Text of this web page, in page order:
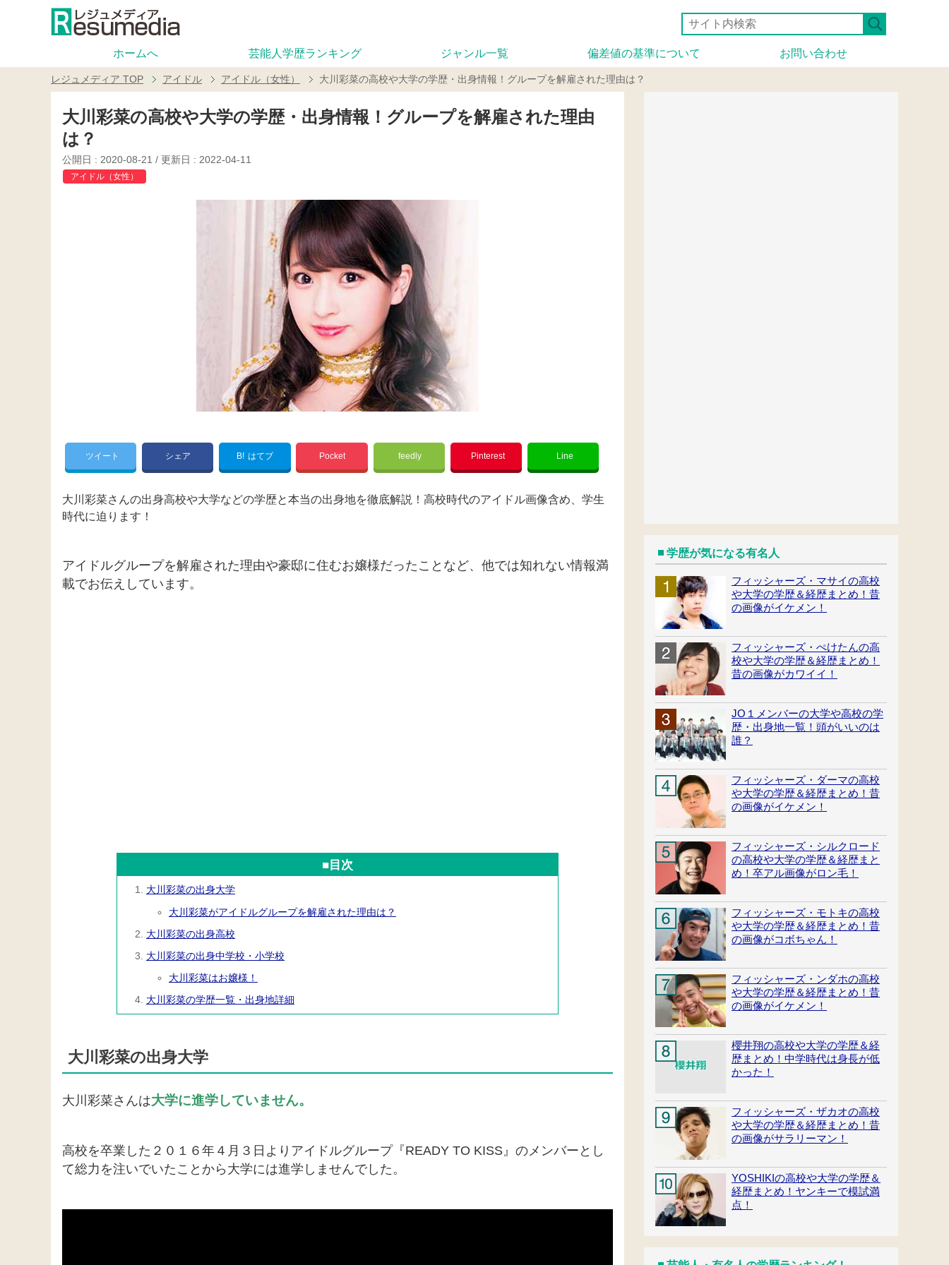
ホームへ 芸能人学歴ランキング ジャンル一覧 偏差値の基準について お問い合わせ
レジュメディア TOP アイドル アイドル（女性） 大川彩菜の高校や大学の学歴・出身情報！グループを解雇された理由は？
大川彩菜の高校や大学の学歴・出身情報！グループを解雇された理由
は？
公開日 : 2020-08-21 / 更新日 : 2022-04-11
アイドル（女性）
ツイート シェア B! はてブ Pocket feedly Pinterest Line
大川彩菜さんの出身高校や大学などの学歴と本当の出身地を徹底解説！高校時代のアイドル画像含め、学生
時代に迫ります！
アイドルグループを解雇された理由や豪邸に住むお嬢様だったことなど、他では知れない情報満
載でお伝えしています。
■目次
大川彩菜の出身大学
大川彩菜がアイドルグループを解雇された理由は？
大川彩菜の出身高校
大川彩菜の出身中学校・小学校
大川彩菜はお嬢様！
大川彩菜の学歴一覧・出身地詳細
大川彩菜の出身大学
大川彩菜さんは大学に進学していません。
高校を卒業した２０１６年４月３日よりアイドルグループ『READY TO KISS』のメンバーとし
て総力を注いでいたことから大学には進学しませんでした。
学歴が気になる有名人
フィッシャーズ・マサイの高校
や大学の学歴＆経歴まとめ！昔
の画像がイケメン！
フィッシャーズ・ぺけたんの高
校や大学の学歴＆経歴まとめ！
昔の画像がカワイイ！
JO１メンバーの大学や高校の学
歴・出身地一覧！頭がいいのは
誰？
フィッシャーズ・ダーマの高校
や大学の学歴＆経歴まとめ！昔
の画像がイケメン！
フィッシャーズ・シルクロード
の高校や大学の学歴＆経歴まと
め！卒アル画像がロン毛！
フィッシャーズ・モトキの高校
や大学の学歴＆経歴まとめ！昔
の画像がコボちゃん！
フィッシャーズ・ンダホの高校
や大学の学歴＆経歴まとめ！昔
の画像がイケメン！
櫻井翔の高校や大学の学歴＆経
歴まとめ！中学時代は身長が低
かった！
フィッシャーズ・ザカオの高校
や大学の学歴＆経歴まとめ！昔
の画像がサラリーマン！
YOSHIKIの高校や大学の学歴＆
経歴まとめ！ヤンキーで模試満
点！